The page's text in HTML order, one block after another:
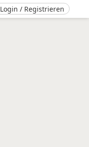
Login / Registrieren